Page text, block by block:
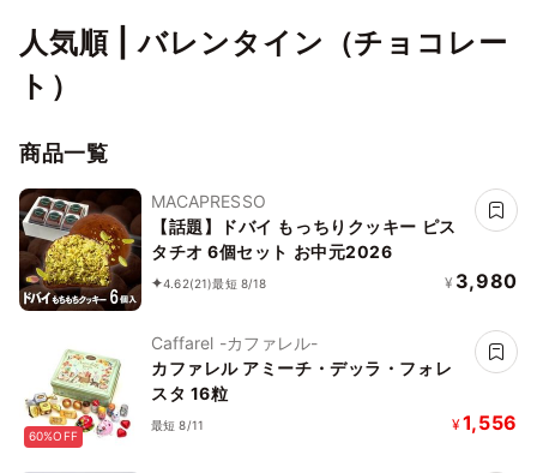
人気順 | バレンタイン（チョコレー
ト）
商品一覧
MACAPRESSO
【話題】ドバイ もっちりクッキー ピス
タチオ 6個セット お中元2026
4.62(21)最短 8/18 ¥ 3,980
60%OFF
Caffarel -カファレル-
カファレル アミーチ・デッラ・フォレ
スタ 16粒
最短 8/11 ¥1,556